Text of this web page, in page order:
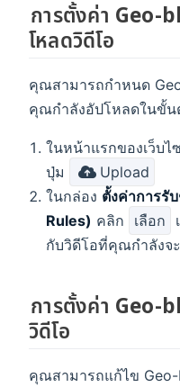
การตั้งค่า Geo-
โหลดวิดีโอ
คุณสามารถกำหนด
คุณกำลังอัปโหลดในขั้
ในหน้าแรกของเว็บไ
ปุ่ม
Upload
ในกล่อง ตั้งค่าการรั
Rules) คลิก เลือก
กับวิดีโอที่คุณกำลังจ
การตั้งค่า Geo-
วิดีโอ
คุณสามารถแก้ไข